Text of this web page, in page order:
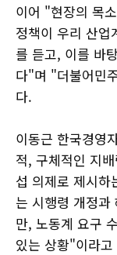
이어 "현장의 목
정책이 우리 산업
를 듣고, 이를 바
다"며 "더불어민
다.
이동근 한국경영
적, 구체적인 지
섭 의제로 제시
는 시행령 개정과
만, 노동계 요구
있는 상황"이라고